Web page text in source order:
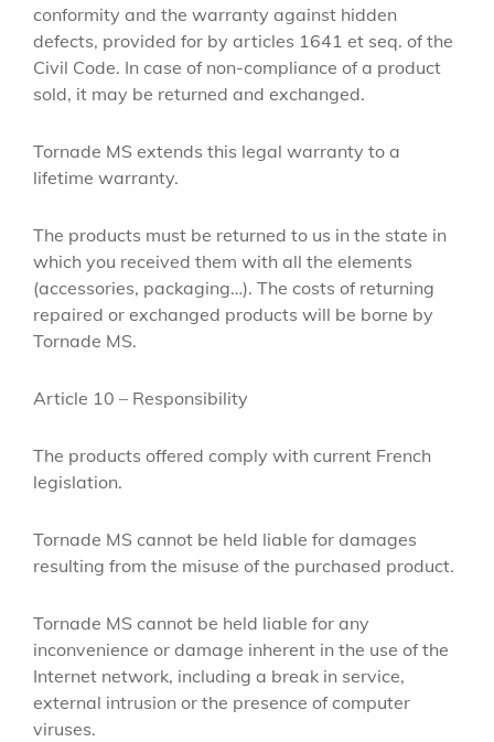
conformity and the warranty against hidden
defects, provided for by articles 1641 et seq. of the
Civil Code. In case of non-compliance of a product
sold, it may be returned and exchanged.
Tornade MS extends this legal warranty to a
lifetime warranty.
The products must be returned to us in the state in
which you received them with all the elements
(accessories, packaging…). The costs of returning
repaired or exchanged products will be borne by
Tornade MS.
Article 10 – Responsibility
The products offered comply with current French
legislation.
Tornade MS cannot be held liable for damages
resulting from the misuse of the purchased product.
Tornade MS cannot be held liable for any
inconvenience or damage inherent in the use of the
Internet network, including a break in service,
external intrusion or the presence of computer
viruses.